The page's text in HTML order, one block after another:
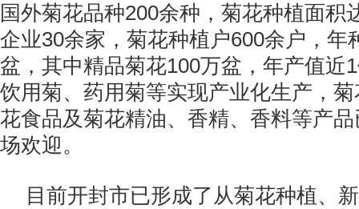
国外菊花品种200余种，菊花种植面积
企业30余家，菊花种植户600余户，年
盆，其中精品菊花100万盆，年产值近
饮用菊、药用菊等实现产业化生产，
花食品及菊花精油、香精、香料等产
场欢迎。
目前开封市已形成了从菊花种植、